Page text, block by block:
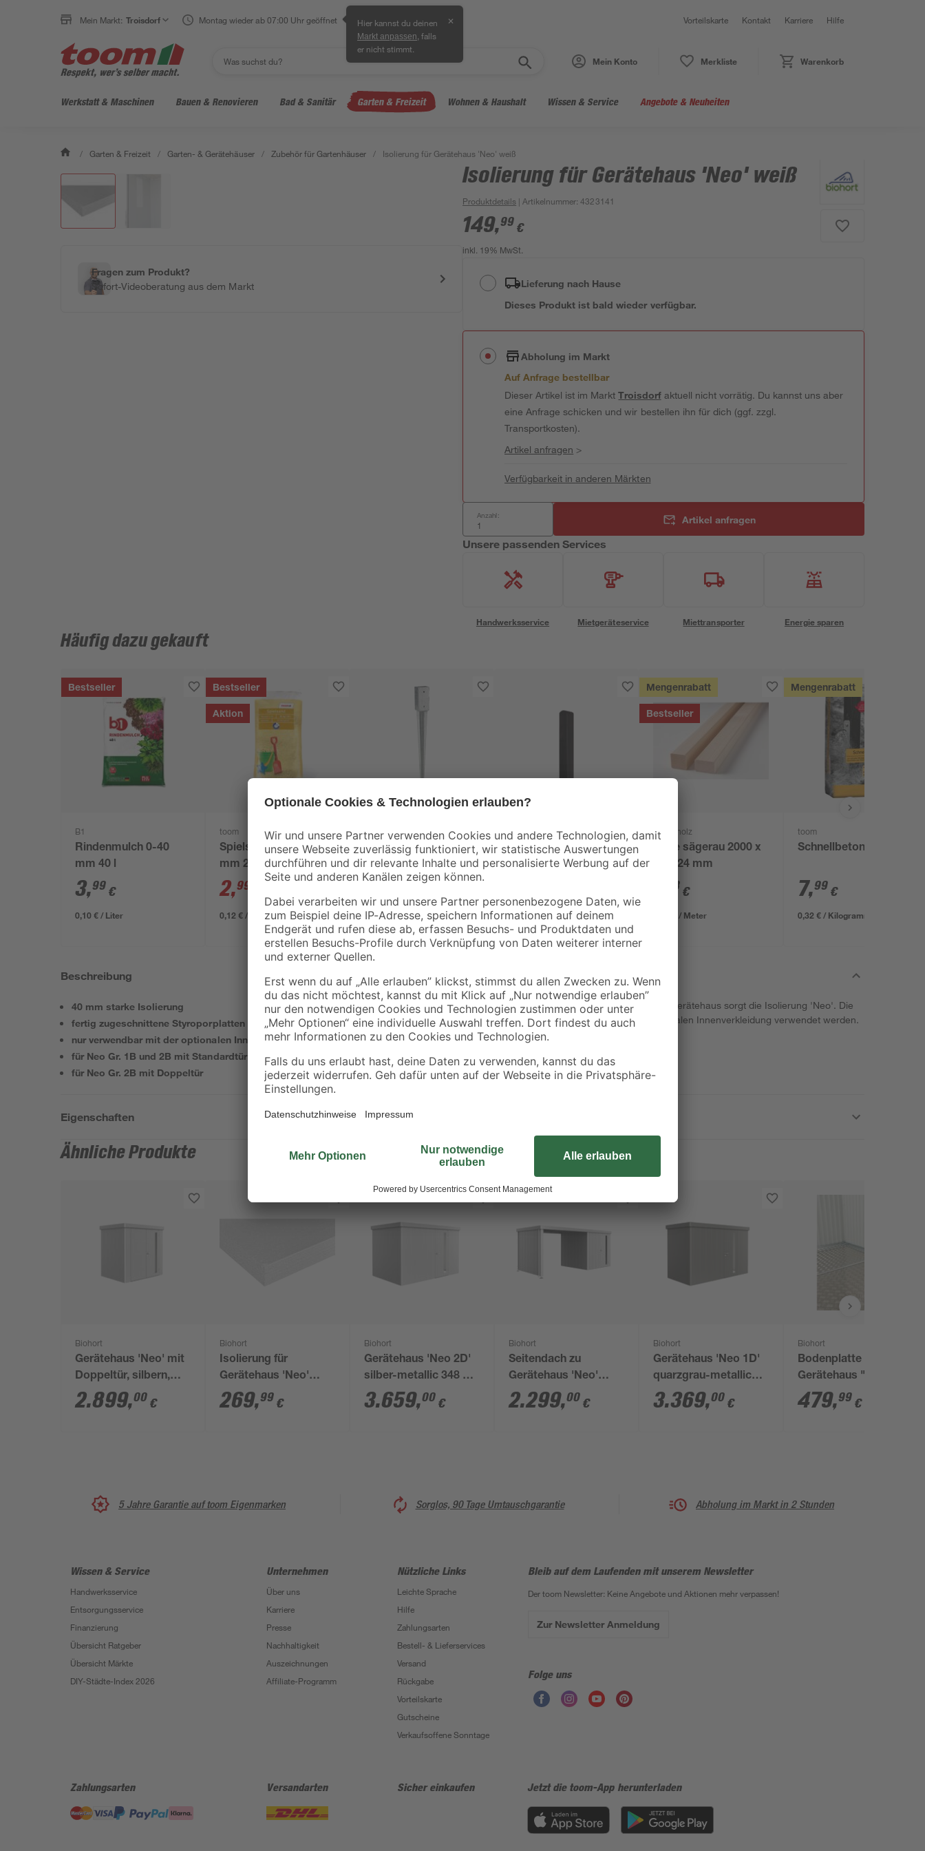
Mein Markt: Troisdorf Montag wieder ab 07:00 Uhr geöffnet Hier kannst du deinen
Markt anpassen , falls
er nicht stimmt.
✕ Vorteilskarte Kontakt Karriere Hilfe
Mein Konto Merkliste Warenkorb
Werkstatt & Maschinen Bauen & Renovieren Bad & Sanitär Garten & Freizeit Wohnen & Haushalt Wissen & Service Angebote & Neuheiten
/ Garten & Freizeit / Garten- & Gerätehäuser / Zubehör für Gartenhäuser / Isolierung für Gerätehaus 'Neo' weiß
Fragen zum Produkt?
Sofort-Videoberatung aus dem Markt
Isolierung für Gerätehaus 'Neo' weiß
Produktdetails | Artikelnummer:4323141
149,99 €
inkl. 19% MwSt.
Lieferung nach Hause
Dieses Produkt ist bald wieder verfügbar.
Abholung im Markt
Auf Anfrage bestellbar
Dieser Artikel ist im MarktTroisdorfaktuell nicht vorrätig. Du kannst uns aber
eine Anfrage schicken und wir bestellen ihn für dich (ggf. zzgl.
Transportkosten).
Artikel anfragen >
Verfügbarkeit in anderen Märkten
Anzahl: Artikel anfragen
Unsere passenden Services
Handwerksservice Mietgeräteservice Miettransporter Energie sparen
Häufig dazu gekauft
Bestseller
B1
Rindenmulch 0-40
mm 40 l
3,99 €
0,10 € / Liter
Bestseller
Aktion
toom
Spielsand beige 0-2
mm 25 kg
2,99
0,12 € / Kilogramm
Einschlagbodenhülse
Pfostenträger 9 x 9 x
90 cm
6,49
andrewex
Zaunpfosten glatt 9 x
9 x 185 cm Kiefer
20,54 € / Meter
Mengenrabatt
Bestseller
binderholz
Latte sägerau 2000 x
48 x 24 mm
78 €
0,89 € / Meter
Mengenrabatt
toom
Schnellbeton 25 kg
7,99 €
0,32 € / Kilogramm
Beschreibung
40 mm starke Isolierung
fertig zugeschnittene Styroporplatten
nur verwendbar mit der optionalen Innenverkleidung
für Neo Gr. 1B und 2B mit Standardtür
für Neo Gr. 2B mit Doppeltür
Für eine angenehmere Atmosphäre in deinem Gerätehaus sorgt die Isolierung 'Neo'. Die
40 mm starke Isolierung kann nur mit der optionalen Innenverkleidung verwendet werden.
Eigenschaften
Ähnliche Produkte
Biohort
Gerätehaus 'Neo' mit
Doppeltür, silbern,
236 x 222 x 180 cm
2.899,00 €
Biohort
Isolierung für
Gerätehaus 'Neo'
Größe 2D/3C/4B mit
Standardtür / 3D/4C
269,99 €
Biohort
Gerätehaus 'Neo 2D'
silber-metallic 348 x
236 cm mit
Standardtür
3.659,00 €
Biohort
Seitendach zu
Gerätehaus 'Neo'
Größe 2A/2B/2C/2D
silber-metallic
2.299,00 €
Biohort
Gerätehaus 'Neo 1D'
quarzgrau-metallic
348 x 180 cm mit
Standardtür
3.369,00 €
Biohort
Bodenplatte für
Gerätehaus "Europa"
Aluminium 213,5 x
213,5 cm
479,99 €
5 Jahre Garantie auf toom Eigenmarken Sorglos, 90 Tage Umtauschgarantie Abholung im Markt in 2 Stunden
Wissen & Service
Handwerksservice
Entsorgungsservice
Finanzierung
Übersicht Ratgeber
Übersicht Märkte
DIY-Städte-Index 2026
Unternehmen
Über uns
Karriere
Presse
Nachhaltigkeit
Auszeichnungen
Affiliate-Programm
Nützliche Links
Leichte Sprache
Hilfe
Zahlungsarten
Bestell- & Lieferservices
Versand
Rückgabe
Vorteilskarte
Gutscheine
Verkaufsoffene Sonntage
Bleib auf dem Laufenden mit unserem Newsletter
Der toom Newsletter: Keine Angebote und Aktionen mehr verpassen!
Zur Newsletter Anmeldung
Folge uns
Zahlungsarten Versandarten Sicher einkaufen Jetzt die toom-App herunterladen